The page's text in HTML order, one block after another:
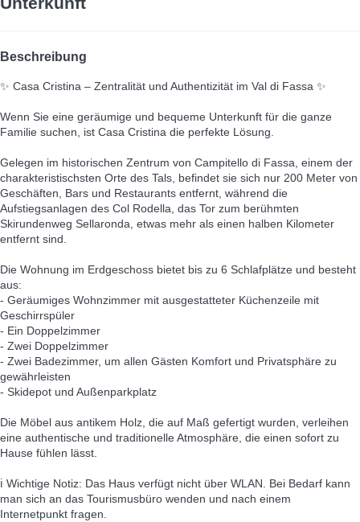
Beschreibung
✨ Casa Cristina – Zentralität und Authentizität im Val di Fassa ✨
Wenn Sie eine geräumige und bequeme Unterkunft für die ganze
Familie suchen, ist Casa Cristina die perfekte Lösung.
Gelegen im historischen Zentrum von Campitello di Fassa, einem der
charakteristischsten Orte des Tals, befindet sie sich nur 200 Meter von
Geschäften, Bars und Restaurants entfernt, während die
Aufstiegsanlagen des Col Rodella, das Tor zum berühmten
Skirundenweg Sellaronda, etwas mehr als einen halben Kilometer
entfernt sind.
Die Wohnung im Erdgeschoss bietet bis zu 6 Schlafplätze und besteht
aus:
- Geräumiges Wohnzimmer mit ausgestatteter Küchenzeile mit
Geschirrspüler
- Ein Doppelzimmer
- Zwei Doppelzimmer
- Zwei Badezimmer, um allen Gästen Komfort und Privatsphäre zu
gewährleisten
- Skidepot und Außenparkplatz
Die Möbel aus antikem Holz, die auf Maß gefertigt wurden, verleihen
eine authentische und traditionelle Atmosphäre, die einen sofort zu
Hause fühlen lässt.
ℹ️ Wichtige Notiz: Das Haus verfügt nicht über WLAN. Bei Bedarf kann
man sich an das Tourismusbüro wenden und nach einem
Internetpunkt fragen.